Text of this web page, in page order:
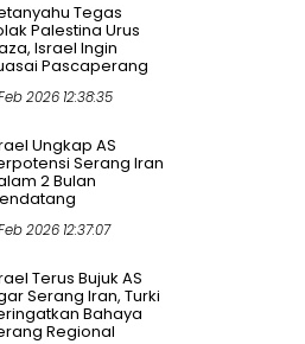
Tegas
Palestina Urus
Israel Ingin
Pascaperang
2026 12:38:35
Ungkap AS
Serang Iran
2 Bulan
2026 12:37:07
Terus Bujuk AS
Serang Iran, Turki
Bahaya
Regional